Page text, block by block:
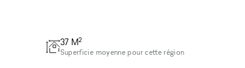
37 M2
Superficie moyenne pour cette région